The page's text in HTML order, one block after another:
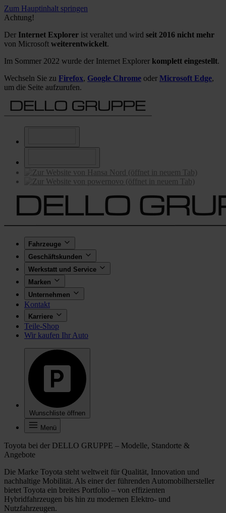
Zum Hauptinhalt springen
Achtung!
Der Internet Explorer ist veraltet und wird seit 2016 nicht mehr
von Microsoft weiterentwickelt.
Im Sommer 2022 wurde der Internet Explorer komplett eingestellt.
Wechseln Sie zu Firefox, Google Chrome oder Microsoft Edge,
um die Seite aufzurufen.
Fahrzeuge
Geschäftskunden
Werkstatt und Service
Marken
Unternehmen
Kontakt
Karriere
Teile-Shop
Wir kaufen Ihr Auto
Wunschliste öffnen
Menü
Toyota bei der DELLO GRUPPE – Modelle, Standorte &
Angebote
Die Marke Toyota steht weltweit für Qualität, Innovation und
nachhaltige Mobilität. Als einer der führenden Automobilhersteller
bietet Toyota ein breites Portfolio – von effizienten
Hybridfahrzeugen bis hin zu modernen Elektro- und
Nutzfahrzeugen.